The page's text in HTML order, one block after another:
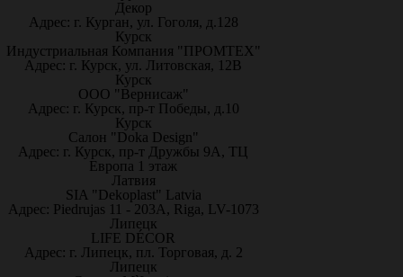
Декор
Адрес: г. Курган, ул. Гоголя, д.128
Курск
Индустриальная Компания "ПРОМТЕХ"
Адрес: г. Курск, ул. Литовская, 12В
Курск
ООО "Вернисаж"
Адрес: г. Курск, пр-т Победы, д.10
Курск
Салон "Doka Design"
Адрес: г. Курск, пр-т Дружбы 9А, ТЦ
Европа 1 этаж
Латвия
SIA "Dekoplast" Latvia
Адрес: Piedrujas 11 - 203A, Riga, LV-1073
Липецк
LIFE DÉCOR
Адрес: г. Липецк, пл. Торговая, д. 2
Липецк